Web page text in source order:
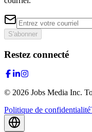
S'abonner
Restez connecté
© 2026 Jobs Media Inc.
Politique de confidentialité